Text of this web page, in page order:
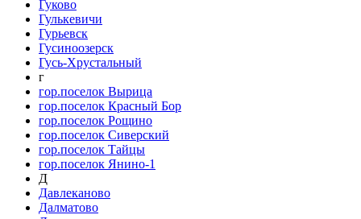
Гуково
Гулькевичи
Гурьевск
Гусиноозерск
Гусь-Хрустальный
г
гор.поселок Вырица
гор.поселок Красный Бор
гор.поселок Рощино
гор.поселок Сиверский
гор.поселок Тайцы
гор.поселок Янино-1
Д
Давлеканово
Далматово